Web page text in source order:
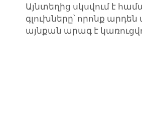
Այնտեղից սկսվում է
գլուխները՝ որոնք
այնքան արագ է